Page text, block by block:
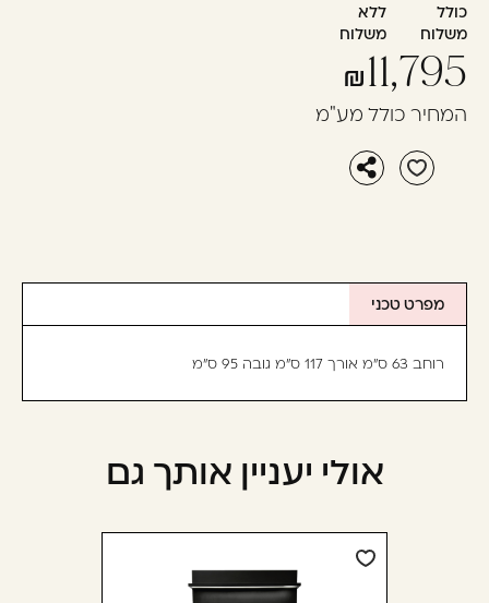
כולל
משלוח
ללא
משלוח
11,795
המחיר כולל מע"מ
מפרט טכני
רוחב 63 ס"מ אורך 117 ס"מ גובה 95 ס"מ
אולי יעניין אותך גם